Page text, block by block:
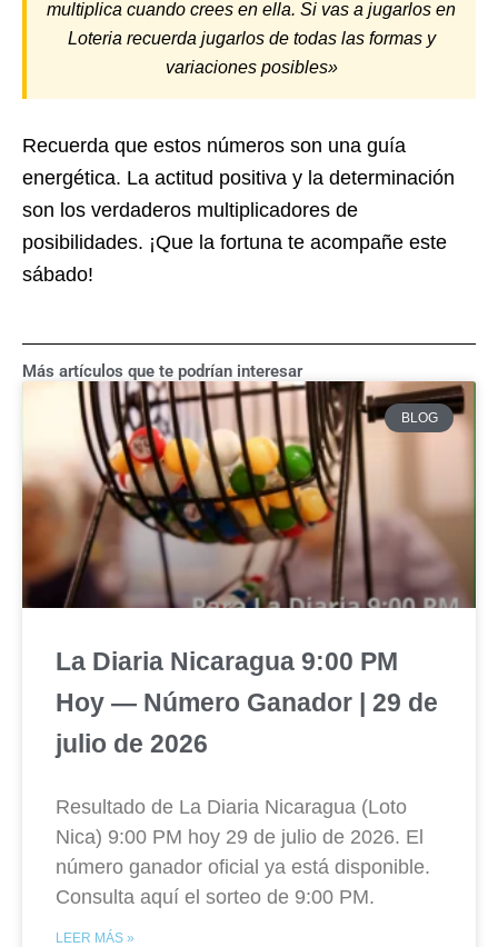
multiplica cuando crees en ella. Si vas a jugarlos en
Loteria recuerda jugarlos de todas las formas y
variaciones posibles»
Recuerda que estos números son una guía
energética. La actitud positiva y la determinación
son los verdaderos multiplicadores de
posibilidades. ¡Que la fortuna te acompañe este
sábado!
Más artículos que te podrían interesar
BLOG
La Diaria Nicaragua 9:00 PM
Hoy — Número Ganador | 29 de
julio de 2026
Resultado de La Diaria Nicaragua (Loto
Nica) 9:00 PM hoy 29 de julio de 2026. El
número ganador oficial ya está disponible.
Consulta aquí el sorteo de 9:00 PM.
LEER MÁS »